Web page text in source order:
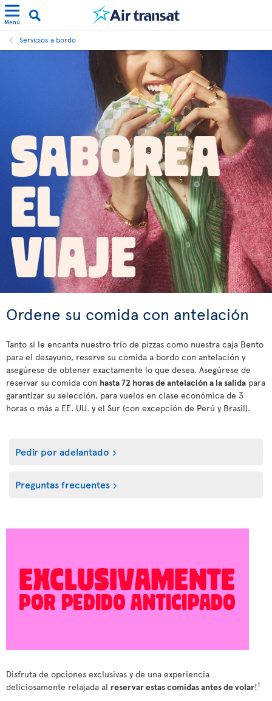
Menú
Servicios a bordo
Ordene su comida con antelación
Tanto si le encanta nuestro trío de pizzas como nuestra caja Bento
para el desayuno, reserve su comida a bordo con antelación y
asegúrese de obtener exactamente lo que desea. Asegúrese de
reservar su comida con hasta 72 horas de antelación a la salida para
garantizar su selección, para vuelos en clase económica de 3
horas o más a EE. UU. y el Sur (con excepción de Perú y Brasil).
Pedir por adelantado
Preguntas frecuentes
Disfruta de opciones exclusivas y de una experiencia
deliciosamente relajada al reservar estas comidas antes de volar!1